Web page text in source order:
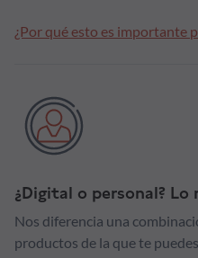
¿Por qué esto es importante
¿Digital o personal? Lo
Nos diferencia una
productos de la que te